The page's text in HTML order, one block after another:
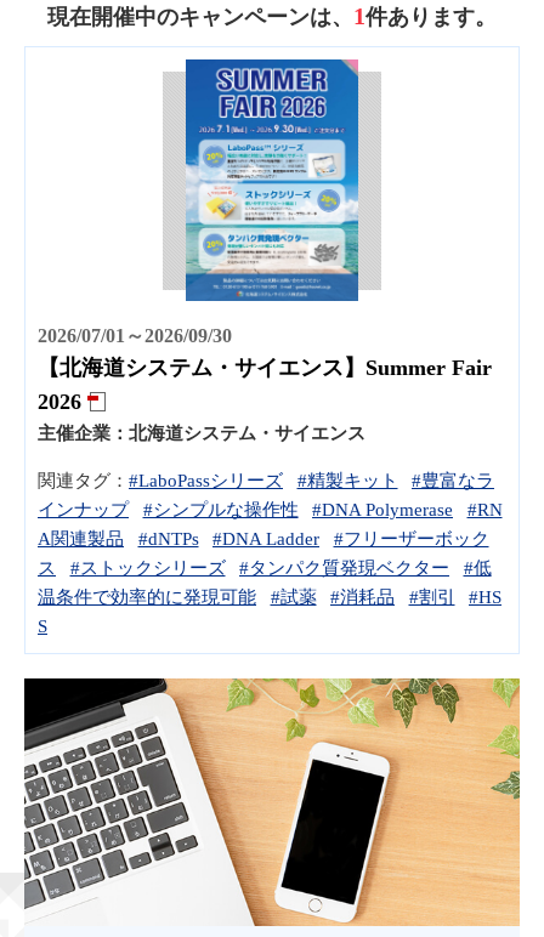
現在開催中のキャンペーンは、 1件あります。
2026/07/01～2026/09/30
【北海道システム・サイエンス】Summer Fair
2026
主催企業： 北海道システム・サイエンス
関連タグ： #LaboPassシリーズ #精製キット
#豊富なラ
インナップ
#シンプルな操作性 #DNA Polymerase
#RN
A関連製品
#dNTPs #DNA Ladder
#フリーザーボック
ス
#ストックシリーズ #タンパク質発現ベクター
#低
温条件で効率的に発現可能
#試薬 #消耗品 #割引
#HS
S